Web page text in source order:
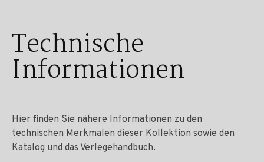
Technische
Informationen
Hier finden Sie nähere Informationen zu den
technischen Merkmalen dieser Kollektion sowie den
Katalog und das Verlegehandbuch.